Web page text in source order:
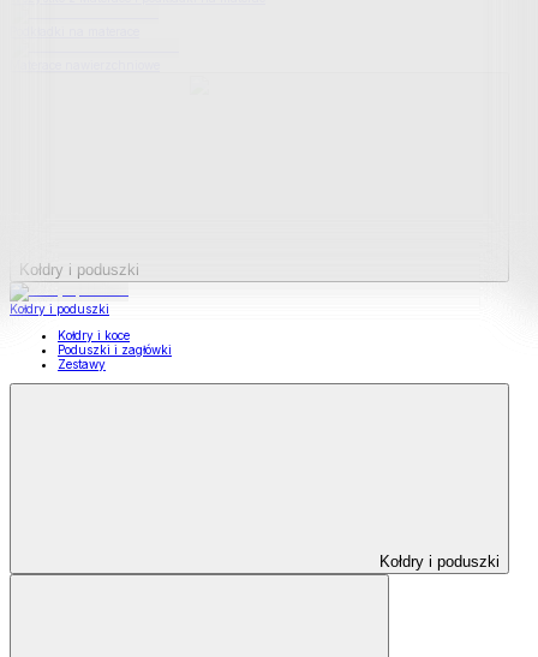
Kołdry i poduszki
Kołdry i poduszki
Kołdry i koce
Poduszki i zagłówki
Zestawy
Kołdry i poduszki